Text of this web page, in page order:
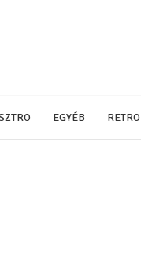
EGYÉB RETRO